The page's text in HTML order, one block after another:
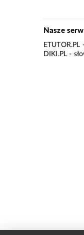
Nasze
ETUTOR.PL
DIKI.PL -